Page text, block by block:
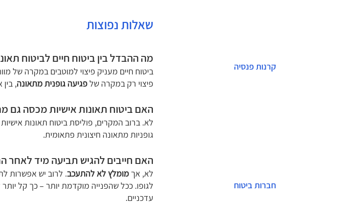
שאלות נפוצות
מה ההבדל בין ביטוח חיים לביטוח
ביטוח חיים מעניק פיצוי למוטבים במקרה של
פיצוי רק במקרה שלפגיעה גופנית מתאונה,
האם ביטוח תאונות אישיות מכסה גם
לא. ברוב המקרים, פוליסת ביטוח תאונות
גופניות מתאונה חיצונית פתאומית.
האם חייבים להגיש תביעה מיד לאחר
לא, אךמומלץ לא להתעכב. לרוב יש אפשרות
לגופו. ככל שהפנייה מוקדמת יותר – כך קל
עדכניים.
קרנות פנסיה
חברות ביטוח